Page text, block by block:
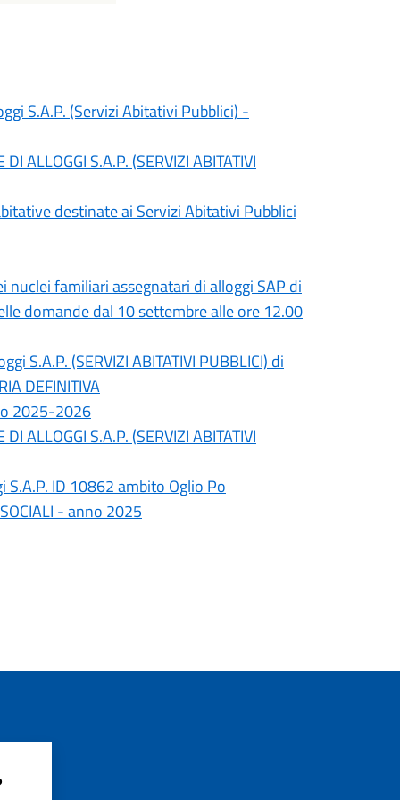
S.A.P. (Servizi Abitativi Pubblici) -
ALLOGGI S.A.P. (SERVIZI ABITATIVI
destinate ai Servizi Abitativi Pubblici
familiari assegnatari di alloggi SAP di
domande dal 10 settembre alle ore 12.00
S.A.P. (SERVIZI ABITATIVI PUBBLICI) di
DEFINITIVA
2025-2026
ALLOGGI S.A.P. (SERVIZI ABITATIVI
ID 10862 ambito Oglio Po
SOCIALI - anno 2025